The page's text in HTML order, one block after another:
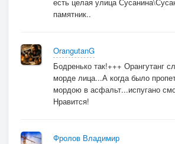
памятник..
OrangutanG
Бодренько так!+++ Орангутанг
морде лица...А когда было
мордою в асфальт...испугано
Нравится!
Фролов Владимир